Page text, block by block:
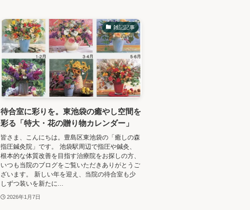
雑記記事
待合室に彩りを。東池袋の癒やし空間を
彩る「特大・花の贈り物カレンダー」
皆さま、こんにちは。豊島区東池袋の「癒しの森
指圧鍼灸院」です。 池袋駅周辺で指圧や鍼灸、
根本的な体質改善を目指す治療院をお探しの方、
いつも当院のブログをご覧いただきありがとうご
ざいます。 新しい年を迎え、当院の待合室も少
しずつ装いを新たに...
2026年1月7日